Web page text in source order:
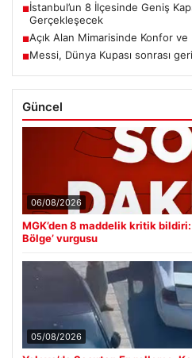
■İstanbul’un 8 İlçesinde Geniş
Gerçekleşecek
■Açık Alan Mimarisinde Konfor
■Messi, Dünya Kupası sonrası
Güncel
06/08/2026
MGK’den 8 maddelik kritik
Bölge’ vurgusu
05/08/2026